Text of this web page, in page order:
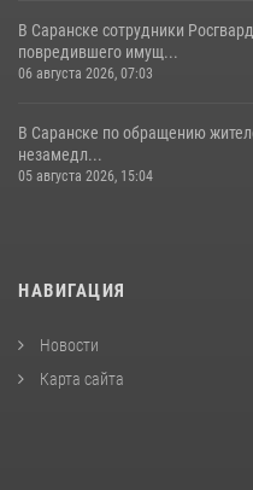
В Саранске сотрудники
повредившего имущ...
06 августа 2026, 07:03
В Саранске по обращению
незамедл...
05 августа 2026, 15:04
НАВИГАЦИЯ
Новости
Карта сайта